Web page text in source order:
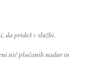
da prideš v službi.
nič plačanih nadur in